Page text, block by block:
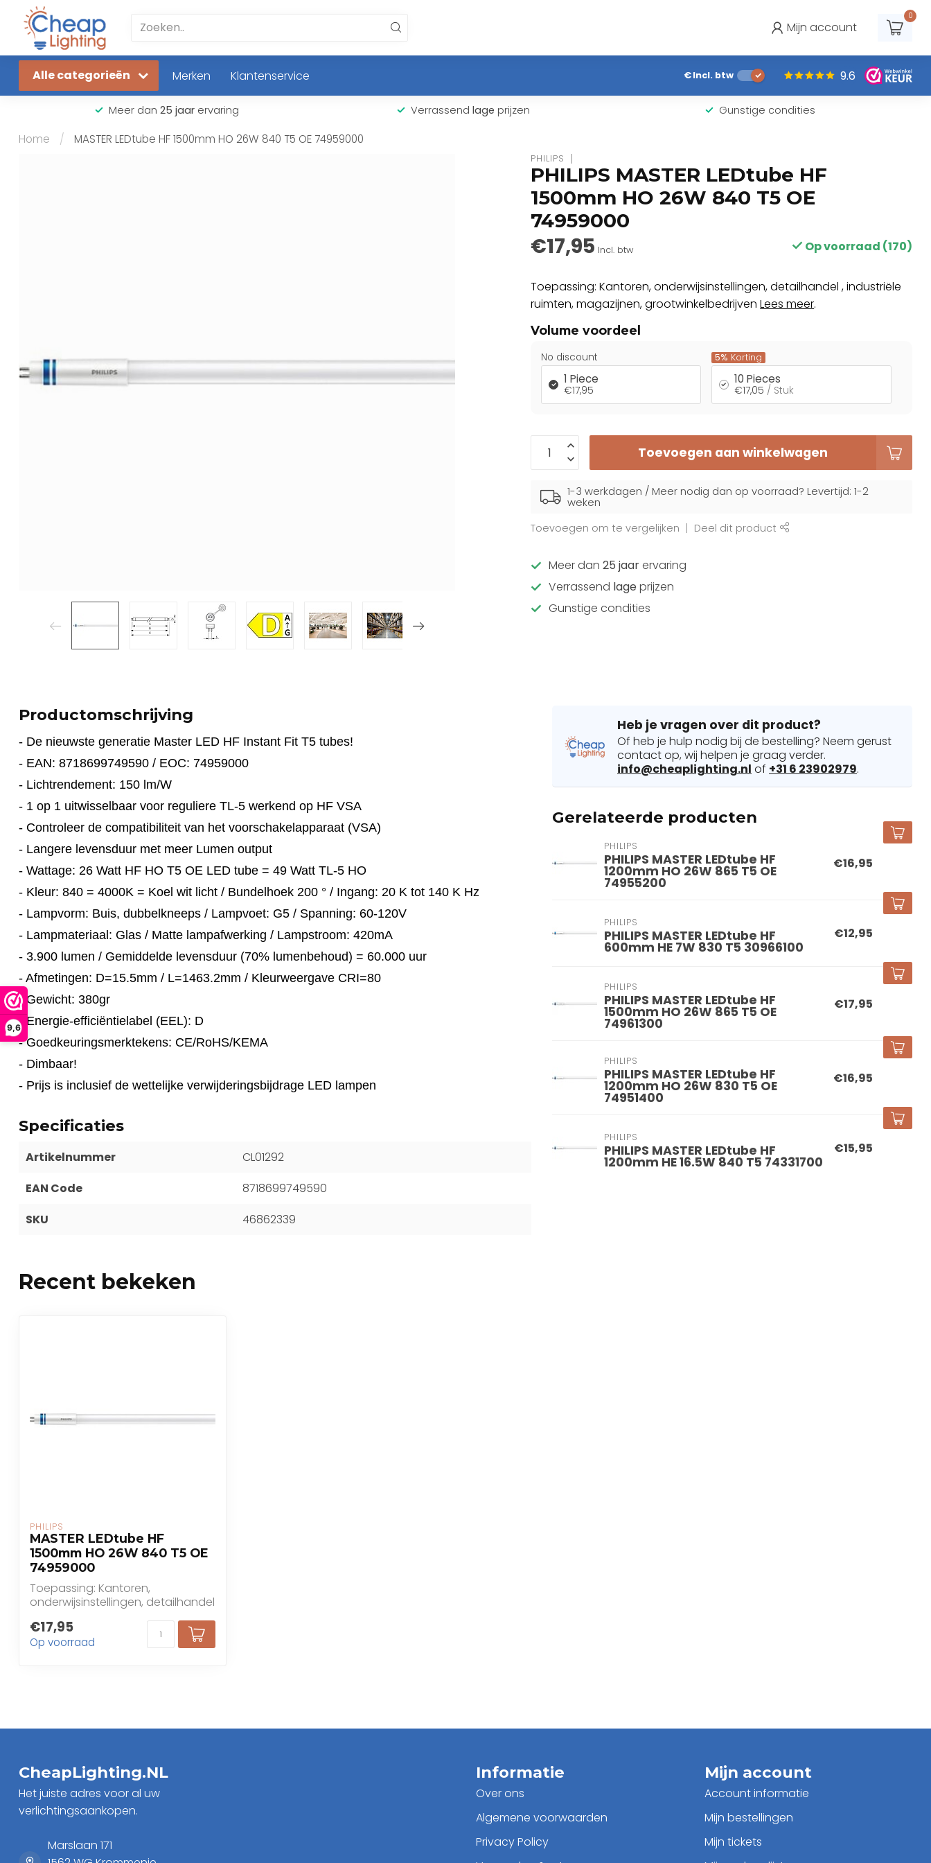
9,6
Mijn account
0
Alle categorieën Merken Klantenservice €Incl. btw 9.6
Meer dan 25 jaar ervaring Verrassend lage prijzen Gunstige condities
Home / MASTER LEDtube HF 1500mm HO 26W 840 T5 OE 74959000
PHILIPS
PHILIPS MASTER LEDtube HF
1500mm HO 26W 840 T5 OE
74959000
€17,95 Incl. btw Op voorraad (170)
Toepassing: Kantoren, onderwijsinstellingen, detailhandel , industriële
ruimten, magazijnen, grootwinkelbedrijvenLees meer.
Volume voordeel
No discount
1 Piece
€17,95
5% Korting
10 Pieces
€17,05 / Stuk
Toevoegen aan winkelwagen
1-3 werkdagen / Meer nodig dan op voorraad? Levertijd: 1-2
weken
Toevoegen om te vergelijken
Deel dit product
Meer dan25 jaarervaring
Verrassend lage prijzen
Gunstige condities
Productomschrijving
- De nieuwste generatie Master LED HF Instant Fit T5 tubes!
- EAN: 8718699749590 / EOC: 74959000
- Lichtrendement: 150 lm/W
- 1 op 1 uitwisselbaar voor reguliere TL-5 werkend op HF VSA
- Controleer de compatibiliteit van het voorschakelapparaat (VSA)
- Langere levensduur met meer Lumen output
- Wattage: 26 Watt HF HO T5 OE LED tube = 49 Watt TL-5 HO
- Kleur: 840 = 4000K = Koel wit licht / Bundelhoek 200 ° / Ingang: 20 K tot 140 K Hz
- Lampvorm: Buis, dubbelkneeps / Lampvoet: G5 / Spanning: 60-120V
- Lampmateriaal: Glas / Matte lampafwerking / Lampstroom: 420mA
- 3.900 lumen / Gemiddelde levensduur (70% lumenbehoud) = 60.000 uur
- Afmetingen: D=15.5mm / L=1463.2mm / Kleurweergave CRI=80
- Gewicht: 380gr
- Energie-efficiëntielabel (EEL): D
- Goedkeuringsmerktekens: CE/RoHS/KEMA
- Dimbaar!
- Prijs is inclusief de wettelijke verwijderingsbijdrage LED lampen
Specificaties
Artikelnummer
CL01292
EAN Code
8718699749590
SKU
46862339
Heb je vragen over dit product?
Of heb je hulp nodig bij de bestelling? Neem gerust
contact op, wij helpen je graag verder.
info@cheaplighting.nl of +31 6 23902979.
Gerelateerde producten
PHILIPS
PHILIPS MASTER LEDtube HF
1200mm HO 26W 865 T5 OE
74955200
€16,95
PHILIPS
PHILIPS MASTER LEDtube HF
600mm HE 7W 830 T5 30966100
€12,95
PHILIPS
PHILIPS MASTER LEDtube HF
1500mm HO 26W 865 T5 OE
74961300
€17,95
PHILIPS
PHILIPS MASTER LEDtube HF
1200mm HO 26W 830 T5 OE
74951400
€16,95
PHILIPS
PHILIPS MASTER LEDtube HF
1200mm HE 16.5W 840 T5 74331700
€15,95
Recent bekeken
PHILIPS
MASTER LEDtube HF
1500mm HO 26W 840 T5 OE
74959000
Toepassing: Kantoren,
onderwijsinstellingen, detailhandel
€17,95
Op voorraad
CheapLighting.NL
Het juiste adres voor al uw
verlichtingsaankopen.
Marslaan 171
Informatie
Over ons
Algemene voorwaarden
Privacy Policy
Mijn account
Account informatie
Mijn bestellingen
Mijn tickets